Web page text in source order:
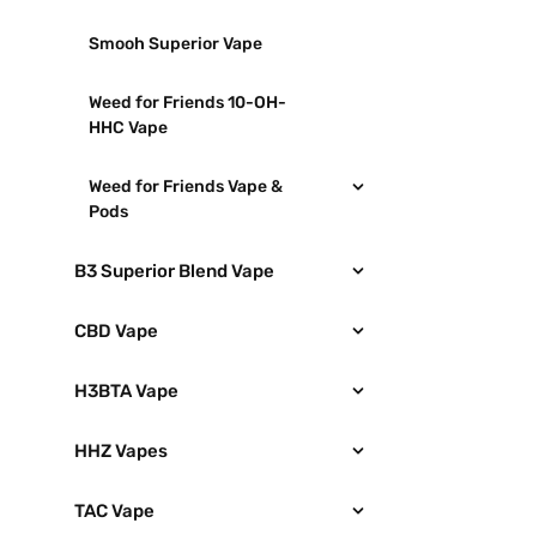
Smooh Superior Vape
Weed for Friends 10-OH-
HHC Vape
Weed for Friends Vape &
Pods
B3 Superior Blend Vape
CBD Vape
H3BTA Vape
HHZ Vapes
TAC Vape